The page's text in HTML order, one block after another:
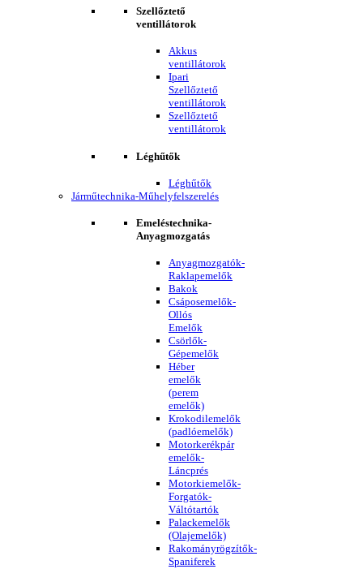
Szellőztető
ventillátorok
Akkus
ventillátorok
Ipari
Szellőztető
ventillátorok
Szellőztető
ventillátorok
Léghűtők
Léghűtők
Járműtechnika-Műhelyfelszerelés
Emeléstechnika-
Anyagmozgatás
Anyagmozgatók-
Raklapemelők
Bakok
Csáposemelők-
Ollós
Emelők
Csörlők-
Gépemelők
Héber
emelők
(perem
emelők)
Krokodilemelők
(padlóemelők)
Motorkerékpár
emelők-
Láncprés
Motorkiemelők-
Forgatók-
Váltótartók
Palackemelők
(Olajemelők)
Rakományrögzítők-
Spaniferek